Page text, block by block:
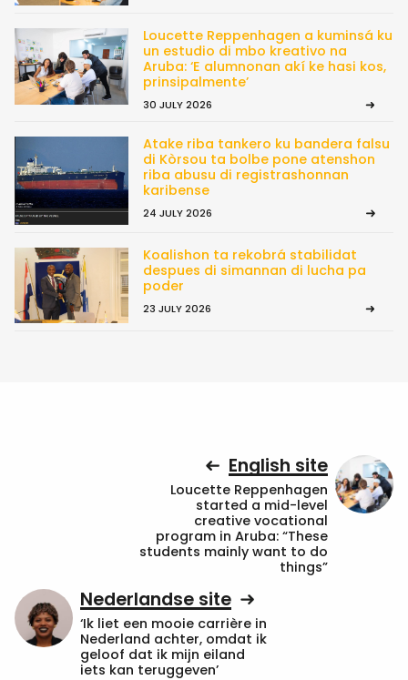
Loucette Reppenhagen a kuminsá ku
un estudio di mbo kreativo na
Aruba: ‘E alumnonan akí ke hasi kos,
prinsipalmente’
30 JULY 2026
Atake riba tankero ku bandera falsu
di Kòrsou ta bolbe pone atenshon
riba abusu di registrashonnan
karibense
24 JULY 2026
Koalishon ta rekobrá stabilidat
despues di simannan di lucha pa
poder
23 JULY 2026
English site
Loucette Reppenhagen
started a mid-level
creative vocational
program in Aruba: “These
students mainly want to do
things”
Nederlandse site
‘Ik liet een mooie carrière in
Nederland achter, omdat ik
geloof dat ik mijn eiland
iets kan teruggeven’